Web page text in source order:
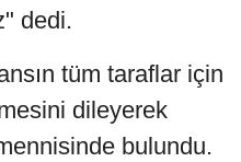
dedi.
tüm taraflar için
dileyerek
bulundu.